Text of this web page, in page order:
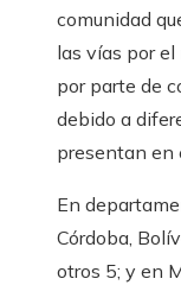
comunidad
las vías por
por parte de
debido a
presentan en
En
Córdoba,
otros 5; y en